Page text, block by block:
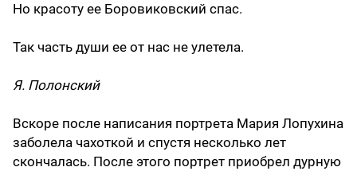
Но красоту ее Боровиковский спас.
Так часть души ее от нас не улетела.
Я. Полонский
Вскоре после написания портрета Мария Лопухина
заболела чахоткой и спустя несколько лет
скончалась. После этого портрет приобрел дурную